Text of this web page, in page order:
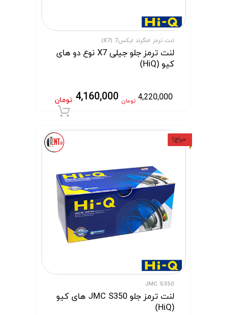
لنت ترمز امگرند ایکس7 (X7)
لنت ترمز جلو جیلی X7 نوع دو های
کیو (HiQ)
4,220,000 تومان 4,160,000 تومان
حراج!
JMC S350
لنت ترمز جلو JMC S350 های کیو
(HiQ)